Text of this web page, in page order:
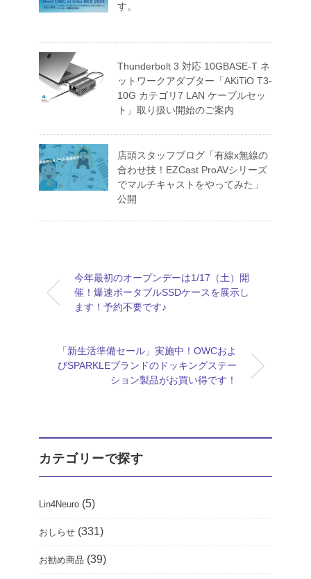
す。
Thunderbolt 3 対応 10GBASE-T ネ
ットワークアダプター「AKiTiO T3-
10G カテゴリ7 LAN ケーブルセッ
ト」取り扱い開始のご案内
店頭スタッフブログ「有線x無線の
合わせ技！EZCast ProAVシリーズ
でマルチキャストをやってみた」
公開
今年最初のオープンデーは1/17（土）開
催！爆速ポータブルSSDケースを展示し
ます！予約不要です♪
「新生活準備セール」実施中！OWCおよ
びSPARKLEブランドのドッキングステー
ション製品がお買い得です！
カテゴリーで探す
Lin4Neuro (5)
おしらせ (331)
お勧め商品 (39)